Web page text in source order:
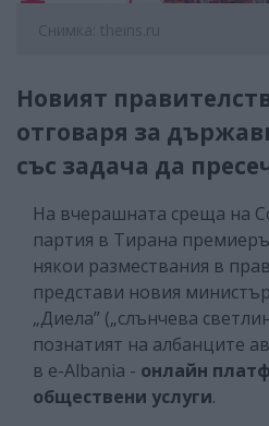
Снимка: theins.ru
Новият
отговаря за
със задача да
На вчерашната среща на
партия в Тирана
някои размествания в
представи новия
„Диела” („слънчева
познатият на албанците
в e-Albania - онлайн
обществени услуги.